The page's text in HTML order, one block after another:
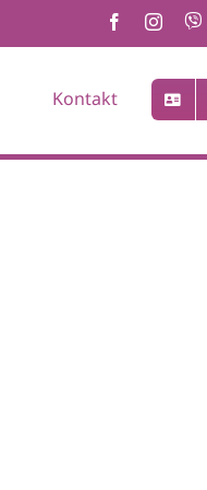
Kontakt